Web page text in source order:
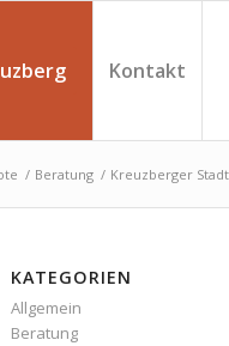
Kontakt
/ Beratung / Kreuzberger
KATEGORIEN
Allgemein
Beratung